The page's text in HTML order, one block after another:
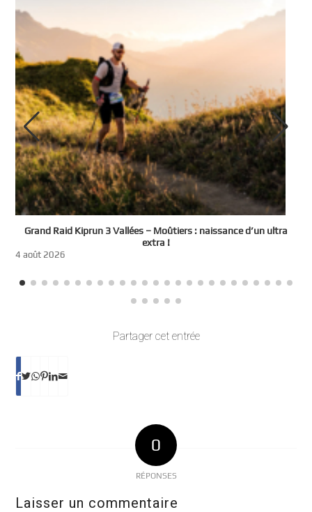
Grand Raid Kiprun 3 Vallées – Moûtiers : naissance d’un ultra
extra !
4 août 2026
Partager cet entrée
0
RÉPONSES
Laisser un commentaire